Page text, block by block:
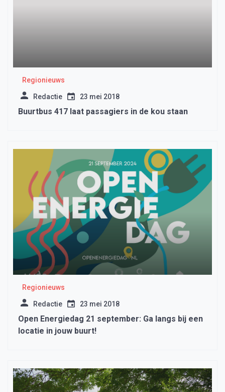
Regionieuws
Redactie 23 mei 2018
Buurtbus 417 laat passagiers in de kou staan
Regionieuws
Redactie 23 mei 2018
Open Energiedag 21 september: Ga langs bij een
locatie in jouw buurt!